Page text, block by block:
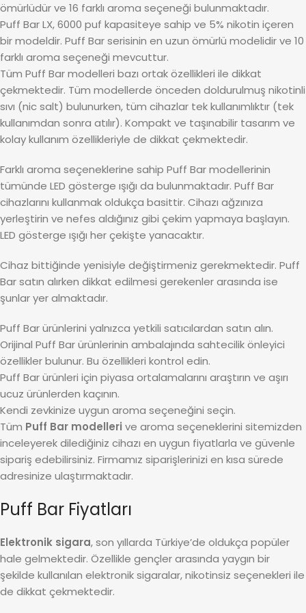
ömürlüdür ve 16 farklı aroma seçeneği bulunmaktadır.
Puff Bar LX, 6000 puf kapasiteye sahip ve 5% nikotin içeren
bir modeldir. Puff Bar serisinin en uzun ömürlü modelidir ve 10
farklı aroma seçeneği mevcuttur.
Tüm Puff Bar modelleri bazı ortak özellikleri ile dikkat
çekmektedir. Tüm modellerde önceden doldurulmuş nikotinli
sıvı (nic salt) bulunurken, tüm cihazlar tek kullanımlıktır (tek
kullanımdan sonra atılır). Kompakt ve taşınabilir tasarım ve
kolay kullanım özellikleriyle de dikkat çekmektedir.
Farklı aroma seçeneklerine sahip Puff Bar modellerinin
tümünde LED gösterge ışığı da bulunmaktadır. Puff Bar
cihazlarını kullanmak oldukça basittir. Cihazı ağzınıza
yerleştirin ve nefes aldığınız gibi çekim yapmaya başlayın.
LED gösterge ışığı her çekişte yanacaktır.
Cihaz bittiğinde yenisiyle değiştirmeniz gerekmektedir. Puff
Bar satın alırken dikkat edilmesi gerekenler arasında ise
şunlar yer almaktadır.
Puff Bar ürünlerini yalnızca yetkili satıcılardan satın alın.
Orijinal Puff Bar ürünlerinin ambalajında sahtecilik önleyici
özellikler bulunur. Bu özellikleri kontrol edin.
Puff Bar ürünleri için piyasa ortalamalarını araştırın ve aşırı
ucuz ürünlerden kaçının.
Kendi zevkinize uygun aroma seçeneğini seçin.
Tüm Puff Bar modelleri ve aroma seçeneklerini sitemizden
inceleyerek dilediğiniz cihazı en uygun fiyatlarla ve güvenle
sipariş edebilirsiniz. Firmamız siparişlerinizi en kısa sürede
adresinize ulaştırmaktadır.
Puff Bar Fiyatları
Elektronik sigara, son yıllarda Türkiye’de oldukça popüler
hale gelmektedir. Özellikle gençler arasında yaygın bir
şekilde kullanılan elektronik sigaralar, nikotinsiz seçenekleri ile
de dikkat çekmektedir.